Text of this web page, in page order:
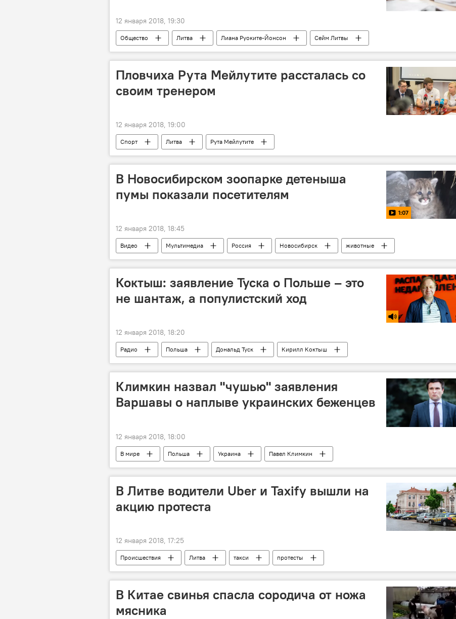
12 января 2018, 19:30
Общество Литва Лиана Руоките-Йонсон
Сейм Литвы
Министерство культуры
Пловчиха Рута Мейлутите рассталась со
своим тренером
12 января 2018, 19:00
Спорт Литва Рута Мейлутите
В Новосибирском зоопарке детеныша
пумы показали посетителям
1:07
12 января 2018, 18:45
Видео Мультимедиа Россия Новосибирск животные
Коктыш: заявление Туска о Польше – это
не шантаж, а популистский ход
12 января 2018, 18:20
Радио Польша Дональд Туск Кирилл Коктыш
Климкин назвал "чушью" заявления
Варшавы о наплыве украинских беженцев
12 января 2018, 18:00
В мире Польша Украина
Павел Климкин
Министерство внутренних дел
В Литве водители Uber и Taxify вышли на
акцию протеста
12 января 2018, 17:25
Происшествия Литва такси протесты
В Китае свинья спасла сородича от ножа
мясника